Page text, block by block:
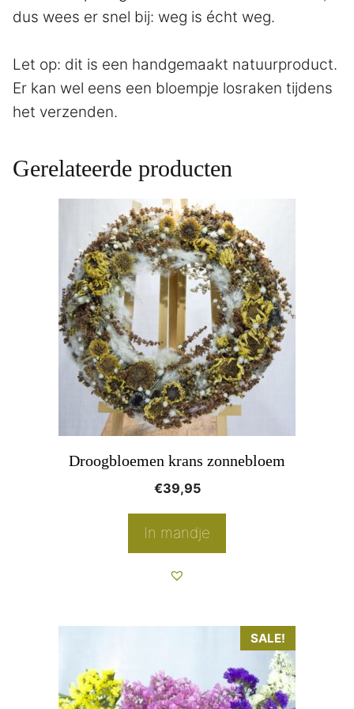
dus wees er snel bij: weg is écht weg.
Let op: dit is een handgemaakt natuurproduct.
Er kan wel eens een bloempje losraken tijdens
het verzenden.
Gerelateerde producten
Droogbloemen krans zonnebloem
€39,95
In mandje
SALE!